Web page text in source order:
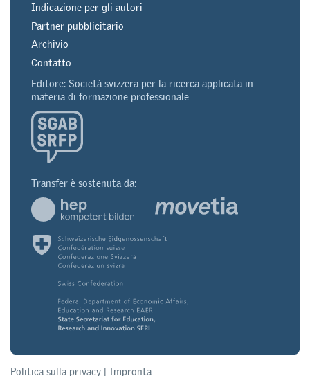
Indicazione per gli autori
Partner pubblicitario
Archivio
Contatto
Editore: Società svizzera per la ricerca applicata in
materia di formazione professionale
Transfer è sostenuta da:
Politica sulla privacy | Impronta